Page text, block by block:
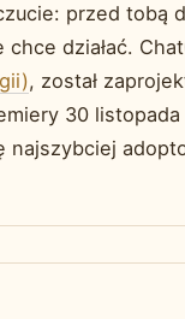
przed tobą
działać.
, został
30
najszybciej